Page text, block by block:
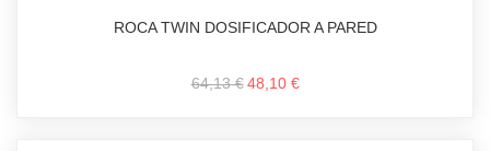
ROCA TWIN DOSIFICADOR A PARED
64,13 € 48,10 €